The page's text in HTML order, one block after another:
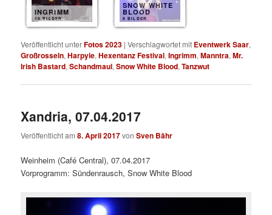
INGRIMM
10 BILDER
SNOW WHITE
BLOOD
8 BILDER
Veröffentlicht unterFotos 2023 |Verschlagwortet mit Eventwerk Saar,
Großrosseln,Harpyie,Hexentanz Festival,Ingrimm,Manntra,Mr.
Irish Bastard,Schandmaul,Snow White Blood,Tanzwut
Xandria, 07.04.2017
Veröffentlicht am8. April 2017vonSven Bähr
Weinheim (Café Central), 07.04.2017
Vorprogramm: Sündenrausch, Snow White Blood